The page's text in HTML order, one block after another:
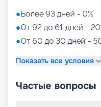
●Более 93 дней - 0%
●От 92 до 61 дней -
●От 60 до 30 дней -
Показать все условия
Частые вопросы